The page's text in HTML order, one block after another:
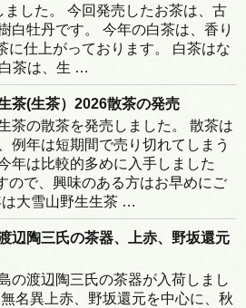
ました。 今回発売したお茶は、古
白牡丹です。 今年の白茶は、香り
に仕上がっております。 白茶はな
茶は、生 …
茶(生茶）2026散茶の発売
茶の散茶を発売しました。 散茶は
例年は短期間で売り切れてしまう
年は比較的多めに入手しました
ので、興味のある方はお早めにご
大雪山野生生茶 …
辺陶三氏の茶器、上赤、野坂還元
の渡辺陶三氏の茶器が入荷しまし
名異上赤、野坂還元を中心に、秋